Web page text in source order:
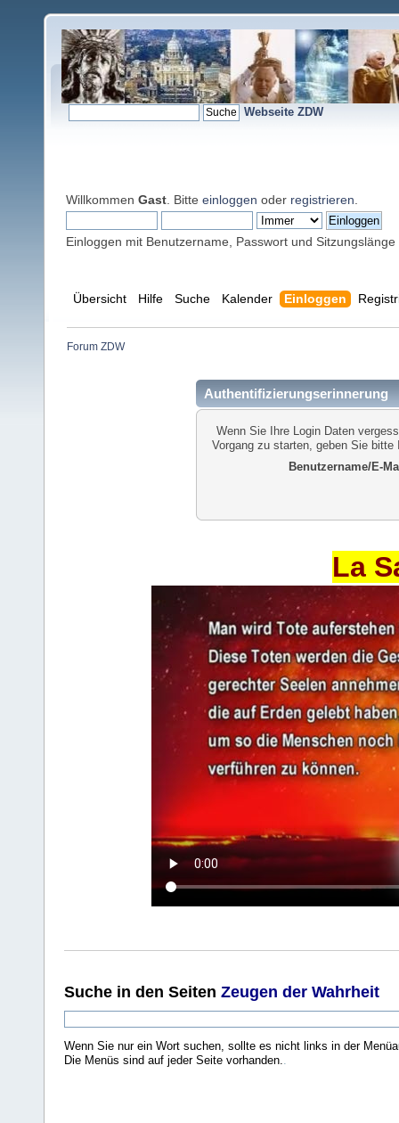
Webseite ZDW
Willkommen Gast . Bitte einloggen oder registrieren
Einloggen mit Benutzername, Passwort und Sitzungslänge
Übersicht Hilfe Suche Kalender Einloggen
Forum ZDW
Authentifizierungserinnerung
Wenn Sie Ihre Login Daten
Vorgang zu starten, geben Sie
Benutzername/E-
La
Suche in den Seiten Zeugen der Wahrheit
Wenn Sie nur ein Wort suchen, sollte es nicht links in der
Die Menüs sind auf jeder Seite vorhanden..